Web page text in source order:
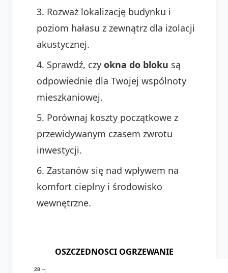
Rozważ lokalizację budynku i
poziom hałasu z zewnątrz dla izolacji
akustycznej.
Sprawdź, czy okna do bloku są
odpowiednie dla Twojej wspólnoty
mieszkaniowej.
Porównaj koszty początkowe z
przewidywanym czasem zwrotu
inwestycji.
Zastanów się nad wpływem na
komfort cieplny i środowisko
wewnętrzne.
OSZCZEDNOSCI OGRZEWANIE
28